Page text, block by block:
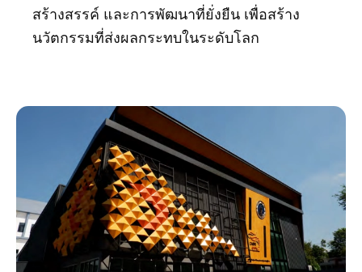
สร้างสรรค์ และการพัฒนาที่ยั่งยืน เพื่อสร้าง
นวัตกรรมที่ส่งผลกระทบในระดับโลก